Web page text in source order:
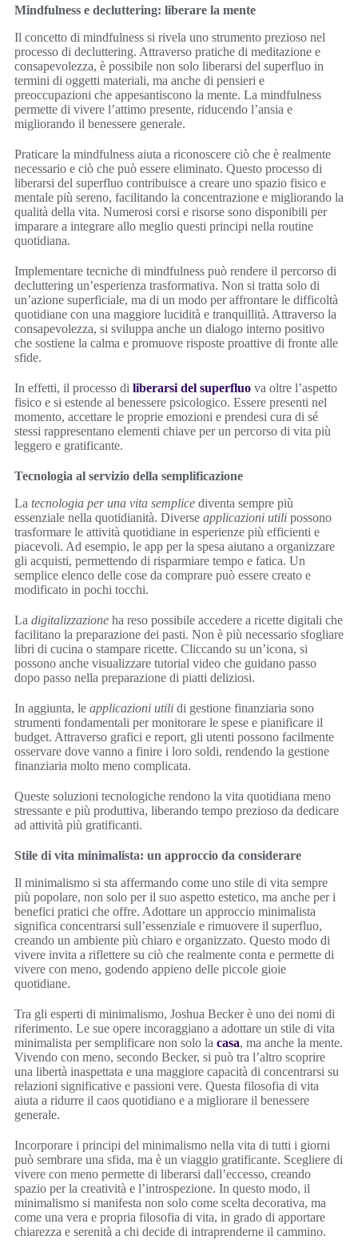
Mindfulness e decluttering: liberare la mente
Il concetto di mindfulness si rivela uno strumento prezioso nel
processo di decluttering. Attraverso pratiche di meditazione e
consapevolezza, è possibile non solo liberarsi del superfluo in
termini di oggetti materiali, ma anche di pensieri e
preoccupazioni che appesantiscono la mente. La mindfulness
permette di vivere l’attimo presente, riducendo l’ansia e
migliorando il benessere generale.
Praticare la mindfulness aiuta a riconoscere ciò che è realmente
necessario e ciò che può essere eliminato. Questo processo di
liberarsi del superfluo contribuisce a creare uno spazio fisico e
mentale più sereno, facilitando la concentrazione e migliorando la
qualità della vita. Numerosi corsi e risorse sono disponibili per
imparare a integrare allo meglio questi principi nella routine
quotidiana.
Implementare tecniche di mindfulness può rendere il percorso di
decluttering un’esperienza trasformativa. Non si tratta solo di
un’azione superficiale, ma di un modo per affrontare le difficoltà
quotidiane con una maggiore lucidità e tranquillità. Attraverso la
consapevolezza, si sviluppa anche un dialogo interno positivo
che sostiene la calma e promuove risposte proattive di fronte alle
sfide.
In effetti, il processo di liberarsi del superfluo va oltre l’aspetto
fisico e si estende al benessere psicologico. Essere presenti nel
momento, accettare le proprie emozioni e prendesi cura di sé
stessi rappresentano elementi chiave per un percorso di vita più
leggero e gratificante.
Tecnologia al servizio della semplificazione
La tecnologia per una vita semplice diventa sempre più
essenziale nella quotidianità. Diverse applicazioni utili possono
trasformare le attività quotidiane in esperienze più efficienti e
piacevoli. Ad esempio, le app per la spesa aiutano a organizzare
gli acquisti, permettendo di risparmiare tempo e fatica. Un
semplice elenco delle cose da comprare può essere creato e
modificato in pochi tocchi.
La digitalizzazione ha reso possibile accedere a ricette digitali che
facilitano la preparazione dei pasti. Non è più necessario sfogliare
libri di cucina o stampare ricette. Cliccando su un’icona, si
possono anche visualizzare tutorial video che guidano passo
dopo passo nella preparazione di piatti deliziosi.
In aggiunta, le applicazioni utili di gestione finanziaria sono
strumenti fondamentali per monitorare le spese e pianificare il
budget. Attraverso grafici e report, gli utenti possono facilmente
osservare dove vanno a finire i loro soldi, rendendo la gestione
finanziaria molto meno complicata.
Queste soluzioni tecnologiche rendono la vita quotidiana meno
stressante e più produttiva, liberando tempo prezioso da dedicare
ad attività più gratificanti.
Stile di vita minimalista: un approccio da considerare
Il minimalismo si sta affermando come uno stile di vita sempre
più popolare, non solo per il suo aspetto estetico, ma anche per i
benefici pratici che offre. Adottare un approccio minimalista
significa concentrarsi sull’essenziale e rimuovere il superfluo,
creando un ambiente più chiaro e organizzato. Questo modo di
vivere invita a riflettere su ciò che realmente conta e permette di
vivere con meno, godendo appieno delle piccole gioie
quotidiane.
Tra gli esperti di minimalismo, Joshua Becker è uno dei nomi di
riferimento. Le sue opere incoraggiano a adottare un stile di vita
minimalista per semplificare non solo la casa, ma anche la mente.
Vivendo con meno, secondo Becker, si può tra l’altro scoprire
una libertà inaspettata e una maggiore capacità di concentrarsi su
relazioni significative e passioni vere. Questa filosofia di vita
aiuta a ridurre il caos quotidiano e a migliorare il benessere
generale.
Incorporare i principi del minimalismo nella vita di tutti i giorni
può sembrare una sfida, ma è un viaggio gratificante. Scegliere di
vivere con meno permette di liberarsi dall’eccesso, creando
spazio per la creatività e l’introspezione. In questo modo, il
minimalismo si manifesta non solo come scelta decorativa, ma
come una vera e propria filosofia di vita, in grado di apportare
chiarezza e serenità a chi decide di intraprenderne il cammino.